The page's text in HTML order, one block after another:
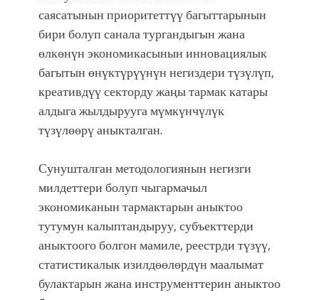
саясатынын приоритеттүү багыттарынын
бири болуп санала тургандыгын жана
өлкөнүн экономикасынын инновациялык
багытын өнүктүрүүнүн негиздери түзүлүп,
креативдүү секторду жаңы тармак катары
алдыга жылдырууга мүмкүнчүлүк
түзүлөөрү аныкталган.
Сунушталган методологиянын негизги
милдеттери болуп чыгармачыл
экономиканын тармактарын аныктоо
тутумун калыптандыруу, субъекттерди
аныктоого болгон мамиле, реестрди түзүү,
статистикалык изилдөөлөрдүн маалымат
булактарын жана инструменттерин аныктоо